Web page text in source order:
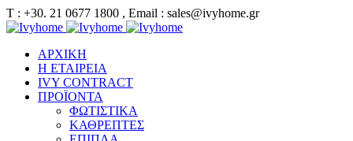
Τ : +30. 21 0677 1800 , Email : sales@ivyhome.gr
ΑΡΧΙΚΗ
Η ΕΤΑΙΡΕΙΑ
IVY CONTRACT
ΠΡΟΪΟΝΤΑ
ΦΩΤΙΣΤΙΚΑ
ΚΑΘΡΕΠΤΕΣ